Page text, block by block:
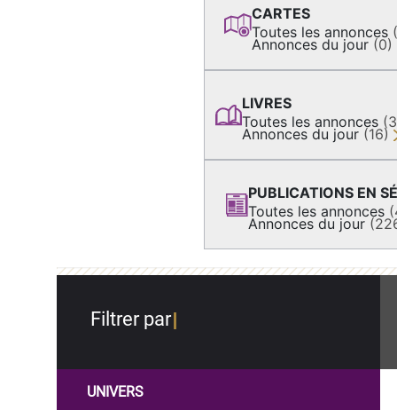
CARTES
Toutes les annonces
Annonces du jour (0)
LIVRES
Toutes les annonces
Annonces du jour (16)
PUBLICATIONS EN
Toutes les annonces
Annonces du jour
Filtrer par
UNIVERS